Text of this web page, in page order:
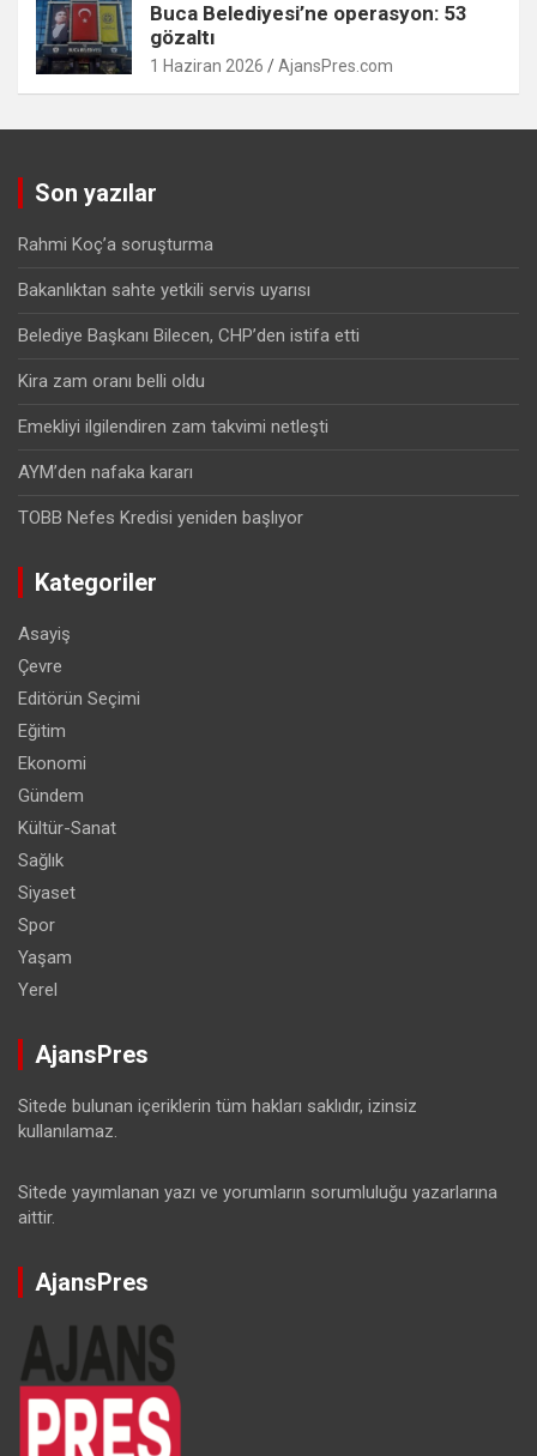
Buca Belediyesi’ne operasyon: 53
gözaltı
1 Haziran 2026 AjansPres.com
Son yazılar
Rahmi Koç’a soruşturma
Bakanlıktan sahte yetkili servis uyarısı
Belediye Başkanı Bilecen, CHP’den istifa etti
Kira zam oranı belli oldu
Emekliyi ilgilendiren zam takvimi netleşti
AYM’den nafaka kararı
TOBB Nefes Kredisi yeniden başlıyor
Kategoriler
Asayiş
Çevre
Editörün Seçimi
Eğitim
Ekonomi
Gündem
Kültür-Sanat
Sağlık
Siyaset
Spor
Yaşam
Yerel
AjansPres
Sitede bulunan içeriklerin tüm hakları saklıdır, izinsiz
kullanılamaz.
Sitede yayımlanan yazı ve yorumların sorumluluğu yazarlarına
aittir.
AjansPres